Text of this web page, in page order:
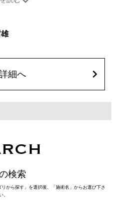
、内出血、痛み、突っ張り感などが
〜1週間程度で徐々に軽快します。ま
血管閉塞、しこり（硬化）や小さな
後1〜2週間程度は、注入部位を強く
円(税込)
)
細へ
検索
から探す」を選択後、「施術名」からお選び下さ
。